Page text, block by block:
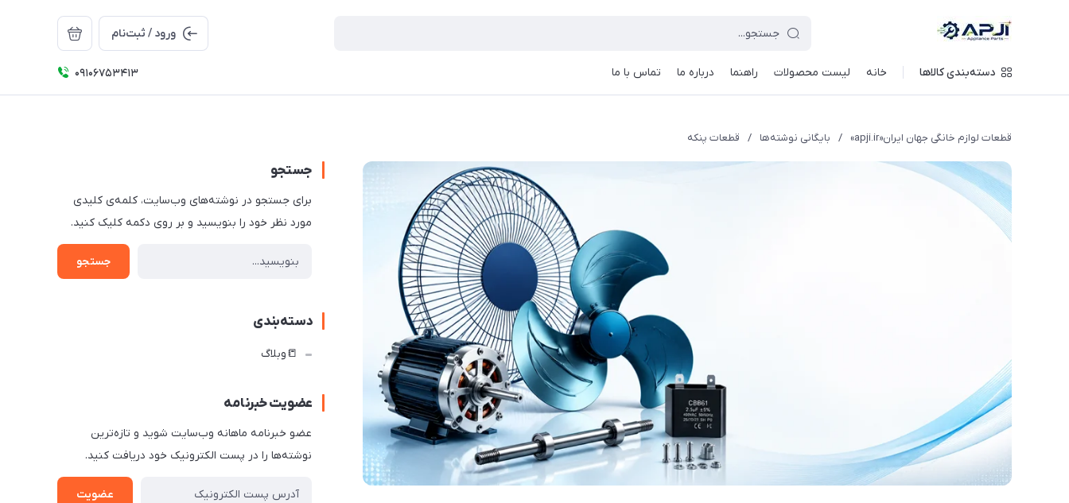
ورود / ثبت‌نام
دسته‌بندی کالاها خانه لیست محصولات راهنما درباره ما تماس با ما 09106753413
قطعات لوازم خانگی جهان ایران«apji.ir» / بایگانی نوشته‌ها / قطعات پنکه
جستجو
برای جستجو در نوشته‌های وب‌سایت، کلمه‌ی کلیدی
مورد نظر خود را بنویسید و بر روی دکمه کلیک کنید.
جستجو
دسته‌بندی
📒وبلاگ
عضویت خبرنامه
عضو خبرنامه ماهانه وب‌سایت شوید و تازه‌ترین
نوشته‌ها را در پست الکترونیک خود دریافت کنید.
عضویت